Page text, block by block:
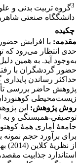
3گروه تربیت بدنی و
دانشگگاه صنعتی
چکیده
مقدمه: با افزایش
حدی انتظار می‌رود که
به‌وجود آید. به همین
حضور گردشگران با
حداکثر رساندن
پژوهش حاضر بررسی
زیست‌محیطی
روش پژوهش: این
توصیفی-همبستگی و به
برای برآورد حجم
از
استاندارد جذابیت